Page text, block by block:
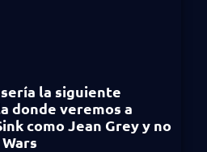
la siguiente
donde veremos a
como Jean Grey y no